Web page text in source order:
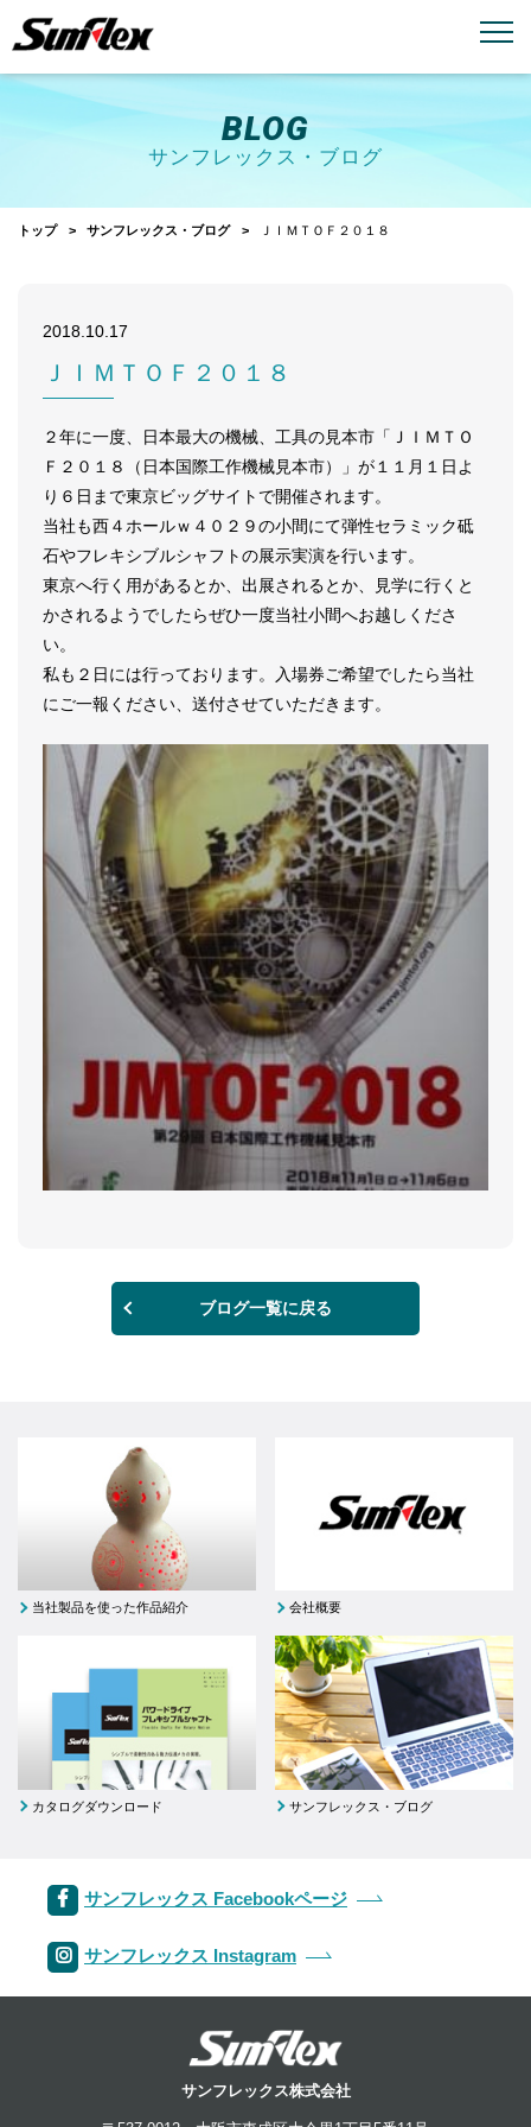
emailお問い合わせ
BLOG
サンフレックス・ブログ
トップ サンフレックス・ブログ ＪＩＭＴＯＦ２０１８
2018.10.17
ＪＩＭＴＯＦ２０１８
２年に一度、日本最大の機械、工具の見本市「ＪＩＭＴＯ
Ｆ２０１８（日本国際工作機械見本市）」が１１月１日よ
り６日まで東京ビッグサイトで開催されます。
当社も西４ホールｗ４０２９の小間にて弾性セラミック砥
石やフレキシブルシャフトの展示実演を行います。
東京へ行く用があるとか、出展されるとか、見学に行くと
かされるようでしたらぜひ一度当社小間へお越しくださ
い。
私も２日には行っております。入場券ご希望でしたら当社
にご一報ください、送付させていただきます。
ブログ一覧に戻る
当社製品を使った作品紹介 会社概要
カタログダウンロード サンフレックス・ブログ
サンフレックス Facebookページ
サンフレックス Instagram
サンフレックス株式会社